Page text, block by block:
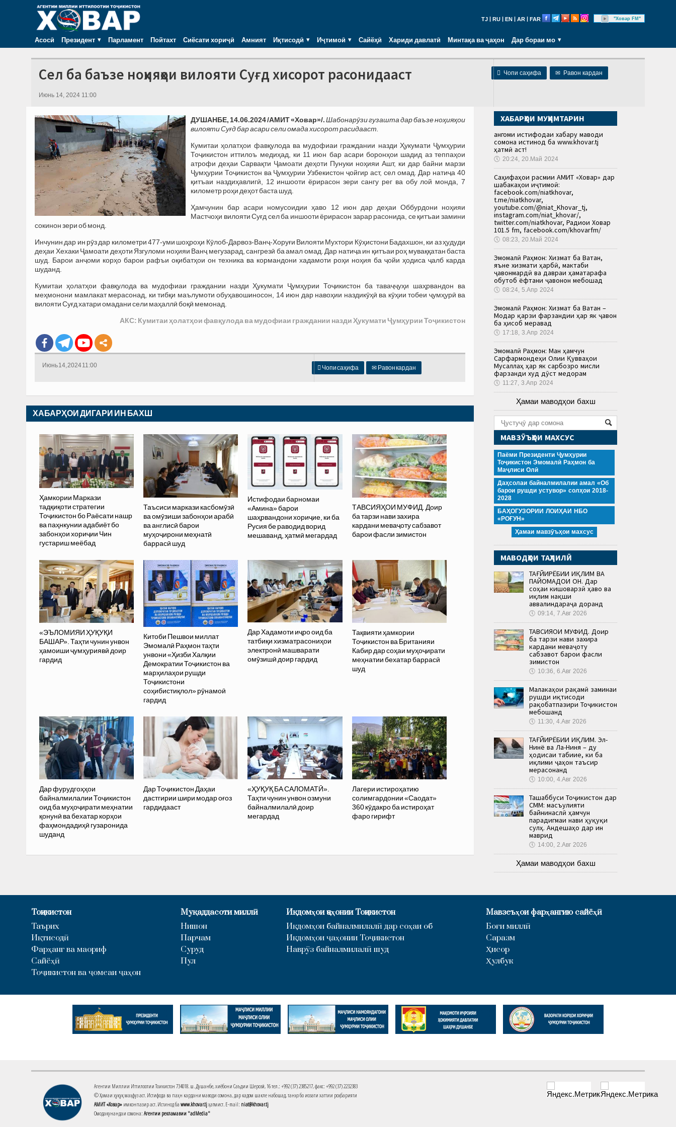
TJ RU EN AR FAR "Ховар FM"
Асосӣ Президент Парламент Пойтахт Сиёсати хориҷӣ Амният Иқтисодӣ Иҷтимоӣ Сайёҳӣ Хариди давлатӣ Минтақа ва ҷаҳон Дар бораи мо
 Чопи саҳифа ✉ Равон кардан
Сел ба баъзе ноҳияҳои вилояти Суғд хисорот расонидааст
Июнь 14, 2024 11:00
ДУШАНБЕ, 14.06.2024 /АМИТ «Ховар»/.Шабонарӯзи гузашта дар баъзе ноҳияҳои
вилояти Суғд бар асари сели омада хисорот расидааст.
Кумитаи ҳолатҳои фавқулода ва мудофиаи граждании назди Ҳукумати Ҷумҳурии
Тоҷикистон иттилоъ медиҳад, ки 11 июн бар асари боронҳои шадид аз теппаҳои
атрофи деҳаи Сарвақти Ҷамоати деҳоти Пунуки ноҳияи Ашт, ки дар байни марзи
Ҷумҳурии Тоҷикистон ва Ҷумҳурии Узбекистон ҷойгир аст, сел омад. Дар натиҷа 40
қитъаи наздиҳавлигӣ, 12 иншооти ёрирасон зери сангу рег ва обу лой монда, 7
километр роҳи деҳот баста шуд.
Ҳамчунин бар асари номусоидии ҳаво 12 июн дар деҳаи Оббурдони ноҳияи
Мастчоҳи вилояти Суғд сел ба иншооти ёрирасон зарар расонида, се қитъаи замини
сокинон зери об монд.
Инчунин дар ин рӯз дар километри 477-уми шоҳроҳи Кӯлоб-Дарвоз-Ванҷ-Хоруғи Вилояти Мухтори Кӯҳистони Бадахшон, ки аз ҳудуди
деҳаи Хехаки Ҷамоати деҳоти Язгуломи ноҳияи Ванҷ мегузарад, сангрезӣ ба амал омад. Дар натиҷа ин қитъаи роҳ муваққатан баста
шуд. Барои анҷоми корҳо барои рафъи оқибатҳои он техника ва кормандони хадамоти роҳи ноҳия ба ҷойи ҳодиса ҷалб карда
шуданд.
Кумитаи ҳолатҳои фавқулода ва мудофиаи граждании назди Ҳукумати Ҷумҳурии Тоҷикистон ба таваҷҷуҳи шаҳрвандон ва
меҳмонони мамлакат мерасонад, ки тибқи маълумоти обуҳавошиносон, 14 июн дар навоҳии наздикӯҳӣ ва кӯҳии тобеи ҷумҳурӣ ва
вилояти Суғд хатари омадани сели маҳаллӣ боқӣ мемонад.
АКС: Кумитаи ҳолатҳои фавқулода ва мудофиаи граждании назди Ҳукумати Ҷумҳурии Тоҷикистон
 Чопи саҳифа ✉ Равон кардан
Июнь 14, 2024 11:00
ХАБАРҲОИ ДИГАРИ ИН БАХШ
Ҳамкории Маркази
тадқиқоти стратегии
Тоҷикистон бо Раёсати нашр
ва паҳнкунии адабиёт бо
забонҳои хориҷии Чин
густариш меёбад
Таъсиси маркази касбомӯзӣ
ва омӯзиши забонҳои арабӣ
ва англисӣ барои
муҳоҷирони меҳнатӣ
баррасӣ шуд
Истифодаи барномаи
«Амина» барои
шаҳрвандони хориҷие, ки ба
Русия бе раводид ворид
мешаванд, ҳатмӣ мегардад
ТАВСИЯҲОИ МУФИД. Доир
ба тарзи нави захира
кардани меваҷоту сабзавот
барои фасли зимистон
«ЭЪЛОМИЯИ ҲУҚУҚИ
БАШАР». Таҳти чунин унвон
ҳамоиши ҷумҳуриявӣ доир
гардид
Китоби Пешвои миллат
Эмомалӣ Раҳмон таҳти
унвони «Ҳизби Халқии
Демократии Тоҷикистон ва
марҳилаҳои рушди
Тоҷикистони
соҳибистиқлол» рӯнамоӣ
гардид
Дар Хадамоти иҷро оид ба
татбиқи хизматрасониҳои
электронӣ машварати
омӯзишӣ доир гардид
Тақвияти ҳамкории
Тоҷикистон ва Британияи
Кабир дар соҳаи муҳоҷирати
меҳнатии бехатар баррасӣ
шуд
Дар фурудгоҳҳои
байналмилалии Тоҷикистон
оид ба муҳоҷирати меҳнатии
қонунӣ ва бехатар корҳои
фаҳмондадиҳӣ гузаронида
шуданд
Дар Тоҷикистон Даҳаи
дастгирии шири модар оғоз
гардидааст
«ҲУҚУҚ БА САЛОМАТӢ».
Таҳти чунин унвон озмуни
байналмилалӣ доир
мегардад
Лагери истироҳатию
солимгардонии «Саодат»
360 кӯдакро ба истироҳат
фаро гирифт
ХАБАРҲОИ МУҲИМТАРИН
Ҳангоми истифодаи хабару маводи
сомона истинод ба www.khovar.tj
ҳатмӣ аст!
🕔 20:24, 20.Май 2024
Саҳифаҳои расмии АМИТ «Ховар» дар
шабакаҳои иҷтимоӣ:
facebook.com/niatkhovar,
t.me/niatkhovar,
youtube.com/@niat_Khovar_tj,
instagram.com/niat_khovar/,
twitter.com/niatkhovar, Радиои Ховар
101.5 fm, facebook.com/khovarfm/
🕔 08:23, 20.Май 2024
Эмомалӣ Раҳмон: Хизмат ба Ватан,
яъне хизмати ҳарбӣ, мактаби
ҷавонмардӣ ва давраи ҳаматарафа
обутоб ёфтани ҷавонон мебошад
🕔 08:24, 5.Апр 2024
Эмомалӣ Раҳмон: Хизмат ба Ватан –
Модар қарзи фарзандии ҳар як ҷавон
ба ҳисоб меравад
🕔 17:18, 3.Апр 2024
Эмомалӣ Раҳмон: Ман ҳамчун
Сарфармондеҳи Олии Қувваҳои
Мусаллаҳ ҳар як сарбозро мисли
фарзанди худ дӯст медорам
🕔 11:27, 3.Апр 2024
Ҳамаи маводҳои бахш
МАВЗӮЪҲОИ МАХСУС
Паёми Президенти Ҷумҳурии
Тоҷикистон Эмомалӣ Раҳмон ба
Маҷлиси Олӣ
Даҳсолаи байналмилалии амал «Об
барои рушди устувор» солҳои 2018-
2028
БАҲОГУЗОРИИ ЛОИҲАИ НБО
«РОҒУН»
Ҳамаи мавзӯъҳои махсус
МАВОДҲОИ ТАҲЛИЛӢ
ТАҒЙИРЁБИИ ИҚЛИМ ВА
ПАЙОМАДҲОИ ОН. Дар
соҳаи кишоварзӣ ҳаво ва
иқлим нақши
аввалиндараҷа доранд
🕔 09:14, 7.Авг 2026
ТАВСИЯҲОИ МУФИД. Доир
ба тарзи нави захира
кардани меваҷоту
сабзавот барои фасли
зимистон
🕔 10:36, 6.Авг 2026
Малакаҳои рақамӣ заминаи
рушди иқтисоди
рақобатпазири Тоҷикистон
мебошанд
🕔 11:30, 4.Авг 2026
ТАҒЙИРЁБИИ ИҚЛИМ. Эл-
Нинё ва Ла-Ниня – ду
ҳодисаи табиие, ки ба
иқлими ҷаҳон таъсир
мерасонанд
🕔 10:00, 4.Авг 2026
Ташаббуси Тоҷикистон дар
СММ: масъулияти
байнинаслӣ ҳамчун
парадигмаи нави ҳуқуқи
сулҳ. Андешаҳо дар ин
маврид
🕔 14:00, 2.Авг 2026
Ҳамаи маводҳои бахш
Тоҷикистон
Таърих
Иқтисодӣ
Фарҳанг ва маориф
Сайёҳӣ
Тоҷикистон ва ҷомеаи ҷаҳон
Муқаддасоти миллӣ
Нишон
Парчам
Суруд
Пул
Иқдомҳои ҷаҳонии Тоҷикистон
Иқдомҳои байналмилалӣ дар соҳаи об
Иқдомҳои ҷаҳонии Тоҷикистон
Наврӯз байналмилалӣ шуд
Мавзеъҳои фарҳангию сайёҳӣ
Боғи миллӣ
Саразм
Ҳисор
Ҳулбук
Агентии Миллии Иттилоотии Тоҷикистон 734018. ш. Душанбе, хиёбони Саъдии Шерозӣ, 16 тел.: +992 (37) 2385217, факс: +992 (37) 2232383
© Ҳамаи ҳуқуқ маҳфуз аст. Истифода ва паҳн кардани маводи сомона, дар кадом шакле набошад, танҳо бо иҷозати хаттии роҳбарияти
АМИТ «Ховар» имконпазир аст. Истинод ба www.khovar.tjҳатмист. E-mail: niat@khovar.tj
Омодакунандаи сомона: Агентии рекламавии "adMedia"